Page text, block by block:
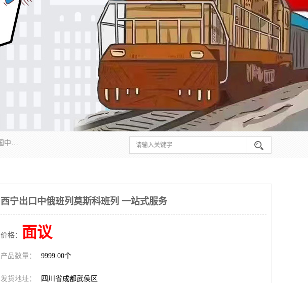
邦赋供应链管理成都有限公司是一家全球性的货物运输代理公司，主要从事：波兰中欧班列、德国中欧班列、出口莫斯科班列、中欧班列进口、蓉欧铁路、成都出口空运等业务，同时亦提供报关、报检、仓储、码头操作等服务。
西宁出口中俄班列莫斯科班列 一站式服务
价格： 面议
产品数量： 9999.00个
发货地址： 四川省成都武侯区